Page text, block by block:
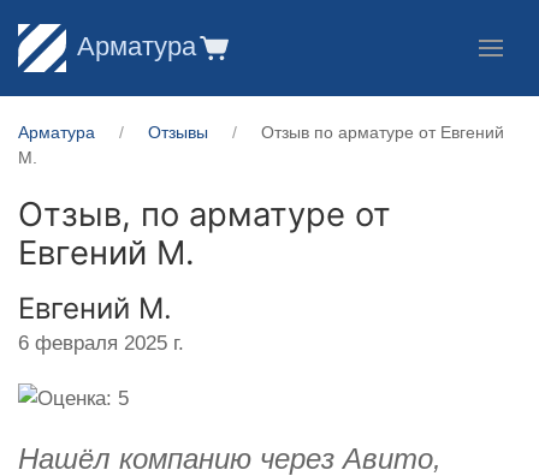
Арматура
Арматура Отзывы
Отзыв по арматуре от ​Евгений
М.
Отзыв, по арматуре от
Евгений М.
​Евгений М.
6 февраля 2025 г.
Нашёл компанию через Авито,